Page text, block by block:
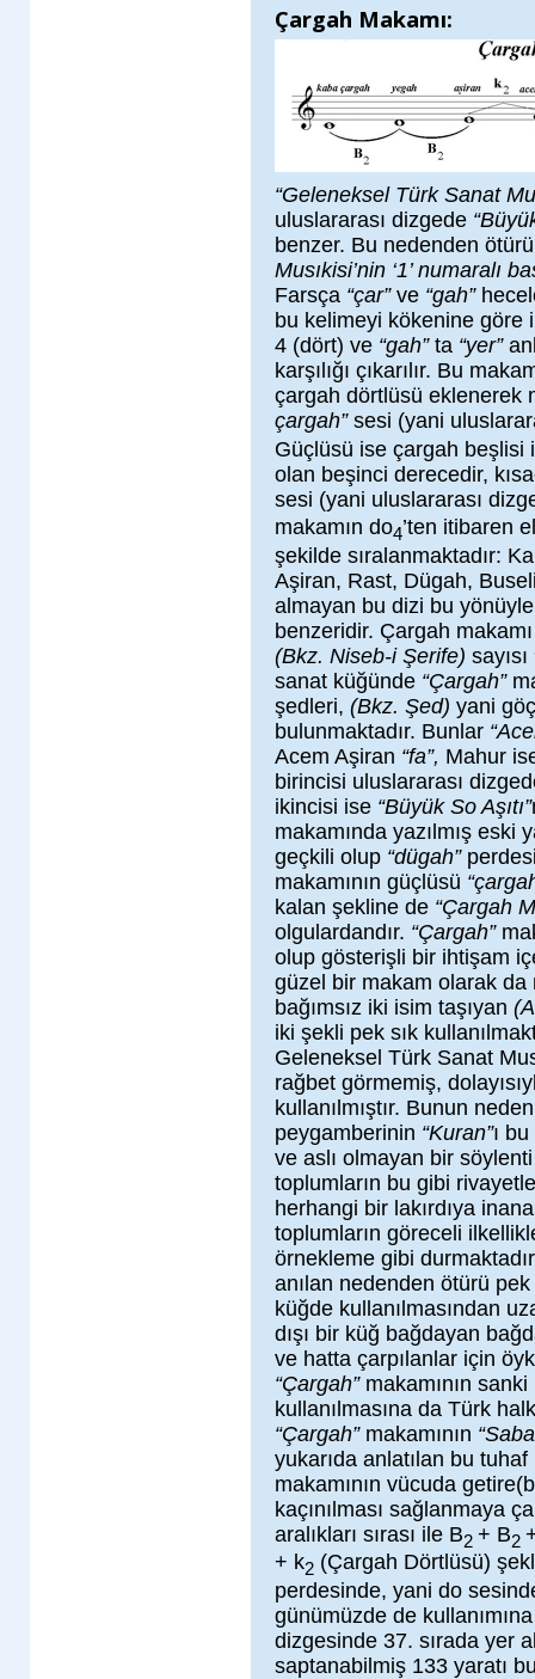
Çargah Makamı:
“Geleneksel Türk Sanat
uluslararası dizgede
benzer. Bu nedenden
Musıkisi’nin ‘1’ numaralı
Farsça “çar” ve “gah”
bu kelimeyi kökenine
4 (dört) ve “gah” ta “yer”
karşılığı çıkarılır. Bu
çargah dörtlüsü eklenerek
çargah” sesi (yani
Güçlüsü ise çargah beşlisi
olan beşinci derecedir,
sesi (yani uluslararası
makamın do4’ten itibaren
şekilde sıralanmaktadır:
Aşiran, Rast, Dügah,
almayan bu dizi bu
benzeridir. Çargah
(Bkz. Niseb-i Şerife)
sanat küğünde “Çargah”
şedleri, (Bkz. Şed) yani
bulunmaktadır. Bunlar
Acem Aşiran “fa”, Mahur
birincisi uluslararası
ikincisi ise “Büyük So Aşıtı”
makamında yazılmış eski
geçkili olup “dügah”
makamının güçlüsü
kalan şekline de “Çargah
olgulardandır. “Çargah”
olup gösterişli bir ihtişam
güzel bir makam olarak
bağımsız iki isim taşıyan
iki şekli pek sık
Geleneksel Türk Sanat
rağbet görmemiş,
kullanılmıştır. Bunun
peygamberinin “Kuran”ı
ve aslı olmayan bir
toplumların bu gibi
herhangi bir lakırdıya
toplumların göreceli
örnekleme gibi
anılan nedenden ötürü pek
küğde kullanılmasından
dışı bir küğ bağdayan
ve hatta çarpılanlar için
“Çargah”makamının sanki
kullanılmasına da Türk
“Çargah”makamının
yukarıda anlatılan bu
makamının vücuda
kaçınılması sağlanmaya
aralıkları sırası ile B2 + B2
+ k2 (Çargah Dörtlüsü)
perdesinde, yani do
günümüzde de
dizgesinde 37. sırada yer
saptanabilmiş 133 yaratı